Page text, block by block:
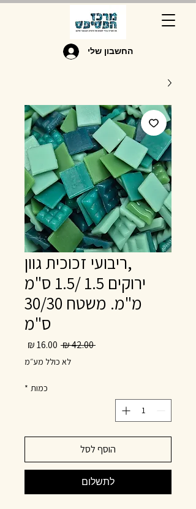
החשבון שלי
,ריבועי זכוכית גוון
ירוקים 1.5 /1.5 ס"מ
מ"מ. משטח 30/30
ס"מ
‏42.00 ‏₪
מחיר
רגיל
מבצעלא כולל מע״מ
כמות *
הוסף לסל
לתשלום